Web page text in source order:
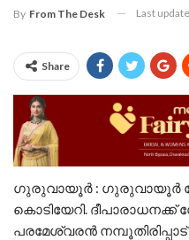
By From The Desk Last
Share
ഗുരുവായൂർ : ഗുരുവായൂർ
കൊടിയേറി. ദീപാരാധനക്ക്
പരമേശ്വരൻ